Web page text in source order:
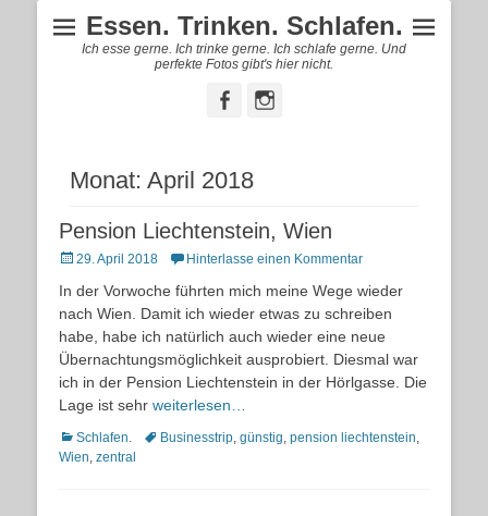
Essen. Trinken. Schlafen.
Ich esse gerne. Ich trinke gerne. Ich schlafe gerne. Und
perfekte Fotos gibt's hier nicht.
FacebookInstagram
Monat: April 2018
Pension Liechtenstein, Wien
Posted
29. April 2018 Hinterlasse einen Kommentar
In der Vorwoche führten mich meine Wege wieder
nach Wien. Damit ich wieder etwas zu schreiben
habe, habe ich natürlich auch wieder eine neue
Übernachtungsmöglichkeit ausprobiert. Diesmal war
ich in der Pension Liechtenstein in der Hörlgasse. Die
Lage ist sehr weiterlesen…
Kategorien
Schlafen. Schlagworte
Businesstrip, günstig, pension liechtenstein,
Wien, zentral